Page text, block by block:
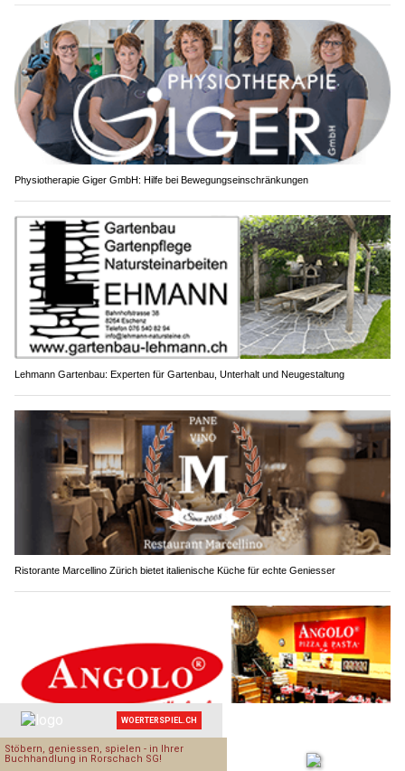
Physiotherapie Giger GmbH: Hilfe bei Bewegungseinschränkungen
Lehmann Gartenbau: Experten für Gartenbau, Unterhalt und Neugestaltung
Ristorante Marcellino Zürich bietet italienische Küche für echte Geniesser
Angolo Pizzeria in Luzern & Hünenberg ZG – Pizza, Burger & Pasta vom Profi